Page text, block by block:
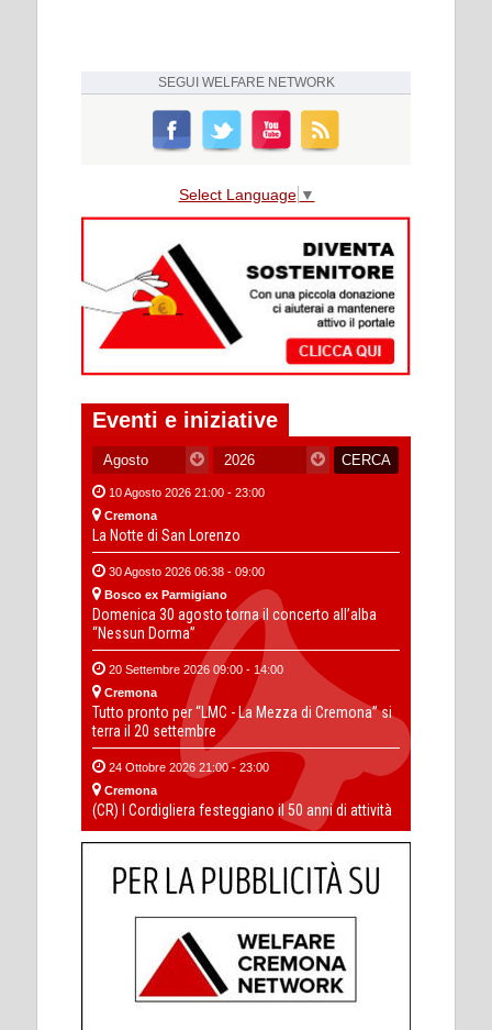
SEGUI WELFARE NETWORK
Select Language ▼
Eventi e iniziative
10 Agosto 2026 21:00 - 23:00
Cremona
La Notte di San Lorenzo
30 Agosto 2026 06:38 - 09:00
Bosco ex Parmigiano
Domenica 30 agosto torna il concerto all’alba
“Nessun Dorma”
20 Settembre 2026 09:00 - 14:00
Cremona
Tutto pronto per “LMC - La Mezza di Cremona” si
terra il 20 settembre
24 Ottobre 2026 21:00 - 23:00
Cremona
(CR) I Cordigliera festeggiano il 50 anni di attività